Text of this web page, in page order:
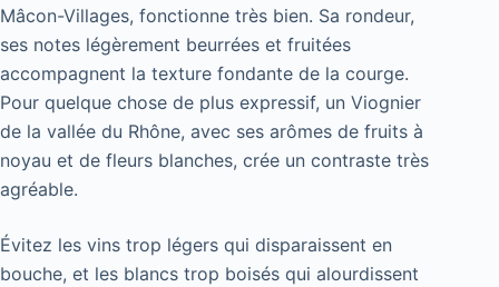
Mâcon-Villages, fonctionne très bien. Sa rondeur,
ses notes légèrement beurrées et fruitées
accompagnent la texture fondante de la courge.
Pour quelque chose de plus expressif, un Viognier
de la vallée du Rhône, avec ses arômes de fruits à
noyau et de fleurs blanches, crée un contraste très
agréable.
Évitez les vins trop légers qui disparaissent en
bouche, et les blancs trop boisés qui alourdissent